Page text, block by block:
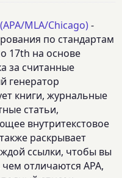
MLA/Chicago)-
по стандартам
17th на основе
за считанные
генератор
книги, журнальные
статьи,
внутритекстовое
раскрывает
ссылки, чтобы вы
отличаются APA,